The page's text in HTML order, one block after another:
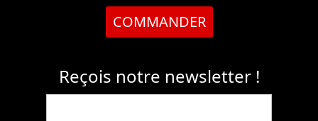
COMMANDER
Reçois notre newsletter !